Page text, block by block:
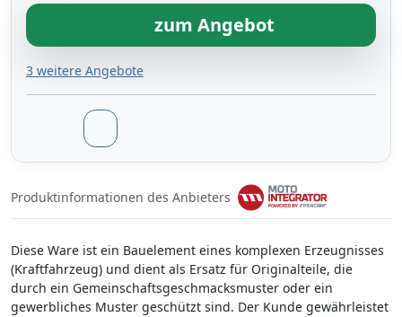
zum Angebot
3 weitere Angebote
Produktinformationen des Anbieters
Diese Ware ist ein Bauelement eines komplexen Erzeugnisses
(Kraftfahrzeug) und dient als Ersatz für Originalteile, die
durch ein Gemeinschaftsgeschmacksmuster oder ein
gewerbliches Muster geschützt sind. Der Kunde gewährleistet